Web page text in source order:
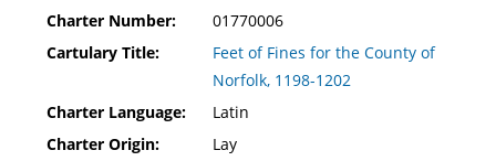
Charter Number:
01770006
Cartulary Title:
Feet of Fines for the County of
Norfolk, 1198-1202
Charter Language:
Latin
Charter Origin:
Lay